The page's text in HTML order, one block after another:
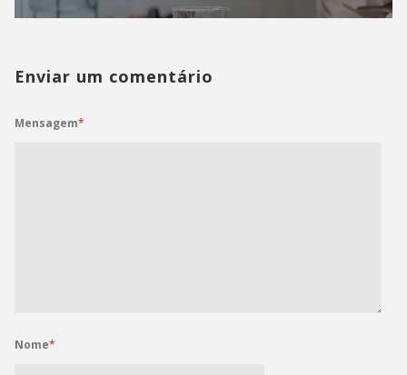
Enviar um comentário
Mensagem*
Nome*